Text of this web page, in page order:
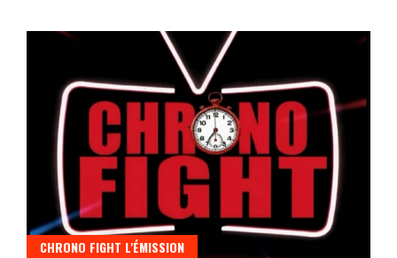
CHRONO FIGHT L'ÉMISSION